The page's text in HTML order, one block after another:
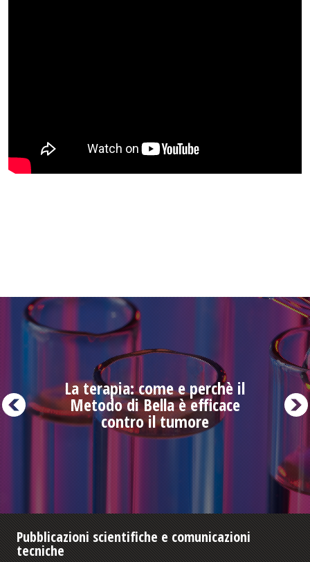
La terapia: come e perchè il
Metodo di Bella è efficace
contro il tumore
Pubblicazioni scientifiche e comunicazioni
tecniche